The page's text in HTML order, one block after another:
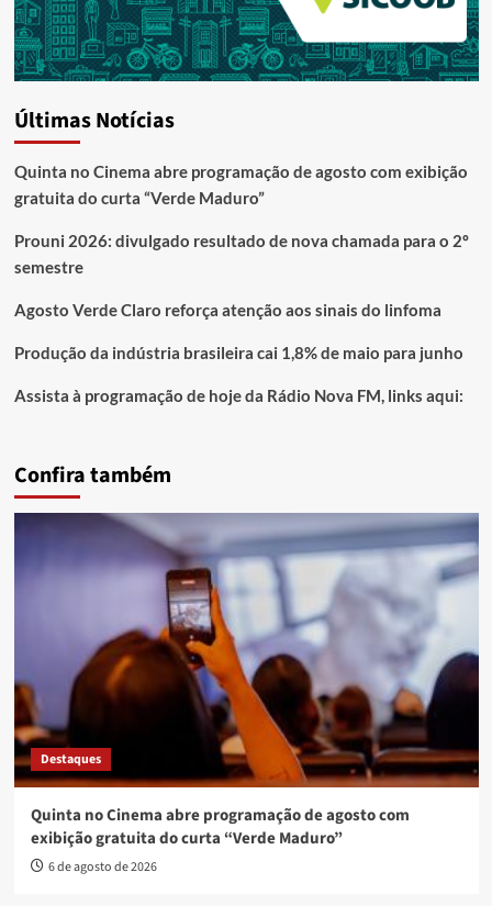
Últimas Notícias
Quinta no Cinema abre programação de agosto com exibição
gratuita do curta “Verde Maduro”
Prouni 2026: divulgado resultado de nova chamada para o 2º
semestre
Agosto Verde Claro reforça atenção aos sinais do linfoma
Produção da indústria brasileira cai 1,8% de maio para junho
Assista à programação de hoje da Rádio Nova FM, links aqui:
Confira também
Destaques
Quinta no Cinema abre programação de agosto com
exibição gratuita do curta “Verde Maduro”
6 de agosto de 2026